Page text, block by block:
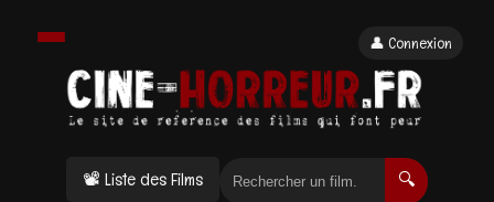
📽 Liste des Films 🔍
👤 Connexion